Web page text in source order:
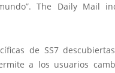
The Daily Mail
de SS7
a los usuarios